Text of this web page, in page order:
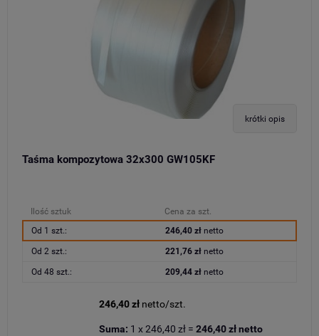
krótki opis
Taśma kompozytowa 32x300 GW105KF
Ilość sztuk
Cena za szt.
Od 1 szt.:
246,40 złnetto
Od 2 szt.: 221,76 złnetto
Od 48 szt.: 209,44 złnetto
246,40 zł netto/szt.
Suma: 1 x246,40 zł = 246,40 złnetto